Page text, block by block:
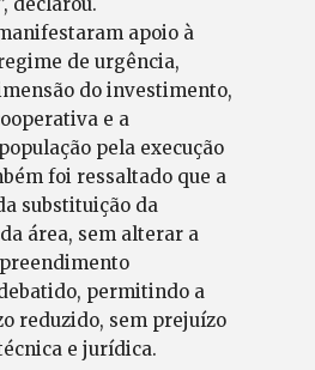
apoio à
de urgência,
do investimento,
e a
pela execução
foi ressaltado que a
substituição da
área, sem alterar a
permitindo a
reduzido, sem prejuízo
e jurídica.